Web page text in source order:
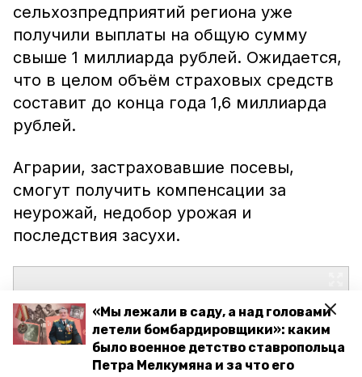
«Мы лежали в саду, а над головами
летели бомбардировщики»: каким
было военное детство ставропольца
Петра Мелкумяна и за что его
сельхозпредприятий региона уже
получили выплаты на общую сумму
свыше 1 миллиарда рублей. Ожидается,
что в целом объём страховых средств
составит до конца года 1,6 миллиарда
рублей.
Аграрии, застраховавшие посевы,
смогут получить компенсации за
неурожай, недобор урожая и
последствия засухи.